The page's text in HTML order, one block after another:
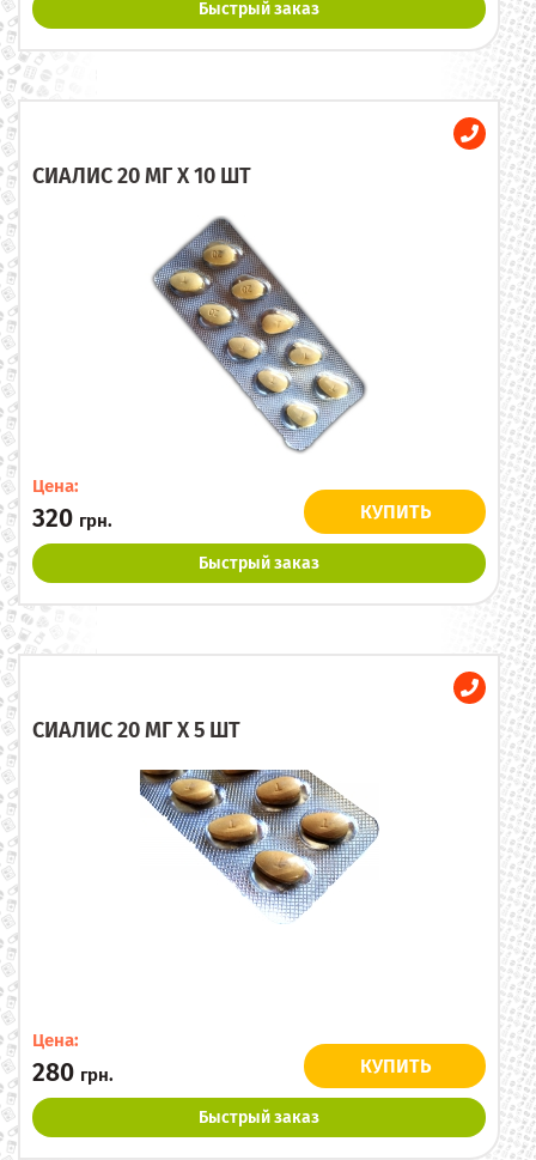
Быстрый заказ
СИАЛИС 20 МГ X 10 ШТ
Цена:
320 грн. КУПИТЬ
Быстрый заказ
СИАЛИС 20 МГ X 5 ШТ
Цена:
280 грн. КУПИТЬ
Быстрый заказ